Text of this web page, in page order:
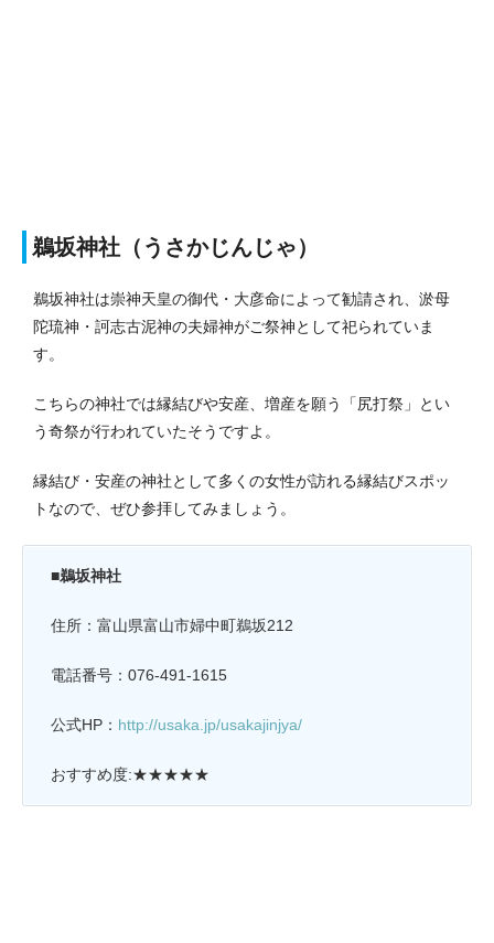
鵜坂神社（うさかじんじゃ）
鵜坂神社は崇神天皇の御代・大彦命によって勧請され、淤母
陀琉神・訶志古泥神の夫婦神がご祭神として祀られていま
す。
こちらの神社では縁結びや安産、増産を願う「尻打祭」とい
う奇祭が行われていたそうですよ。
縁結び・安産の神社として多くの女性が訪れる縁結びスポッ
トなので、ぜひ参拝してみましょう。
■鵜坂神社
住所：富山県富山市婦中町鵜坂212
電話番号：076-491-1615
公式HP： http://usaka.jp/usakajinjya/
おすすめ度:★★★★★